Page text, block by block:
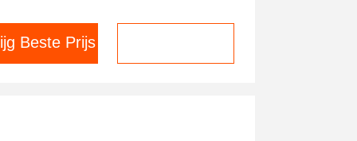
Beste Prijs